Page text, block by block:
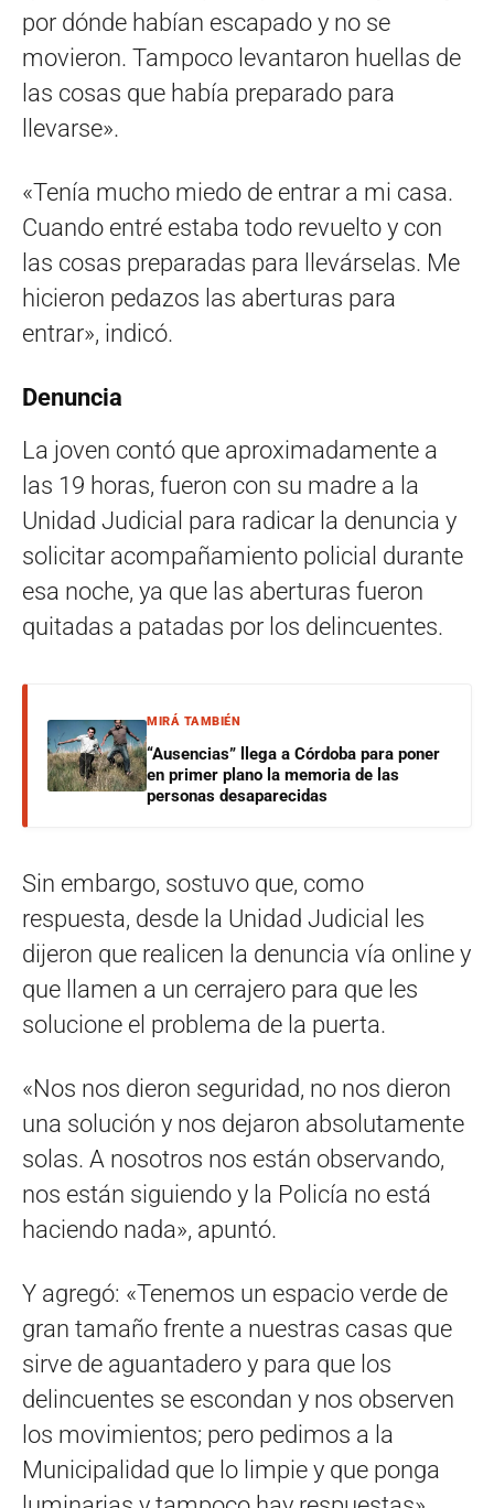
por dónde habían escapado y no se
movieron. Tampoco levantaron huellas de
las cosas que había preparado para
llevarse».
«Tenía mucho miedo de entrar a mi casa.
Cuando entré estaba todo revuelto y con
las cosas preparadas para llevárselas. Me
hicieron pedazos las aberturas para
entrar», indicó.
Denuncia
La joven contó que aproximadamente a
las 19 horas, fueron con su madre a la
Unidad Judicial para radicar la denuncia y
solicitar acompañamiento policial durante
esa noche, ya que las aberturas fueron
quitadas a patadas por los delincuentes.
MIRÁ TAMBIÉN
“Ausencias” llega a Córdoba para poner
en primer plano la memoria de las
personas desaparecidas
Sin embargo, sostuvo que, como
respuesta, desde la Unidad Judicial les
dijeron que realicen la denuncia vía online y
que llamen a un cerrajero para que les
solucione el problema de la puerta.
«Nos nos dieron seguridad, no nos dieron
una solución y nos dejaron absolutamente
solas. A nosotros nos están observando,
nos están siguiendo y la Policía no está
haciendo nada», apuntó.
Y agregó: «Tenemos un espacio verde de
gran tamaño frente a nuestras casas que
sirve de aguantadero y para que los
delincuentes se escondan y nos observen
los movimientos; pero pedimos a la
Municipalidad que lo limpie y que ponga